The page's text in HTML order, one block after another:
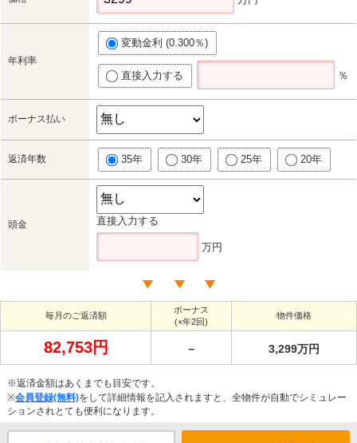
年利率
変動金利 (0.300％)
直接入力する ％
ボーナス払い
返済年数 35年 30年 25年 20年
頭金 直接入力する
万円
毎月のご返済額
ボーナス
(×年2回)
物件価格
82,753円 － 3,299万円
※返済金額はあくまでも目安です。
※会員登録(無料)をして詳細情報を記入されますと、全物件が自動でシミュレー
ションされとても便利になります。